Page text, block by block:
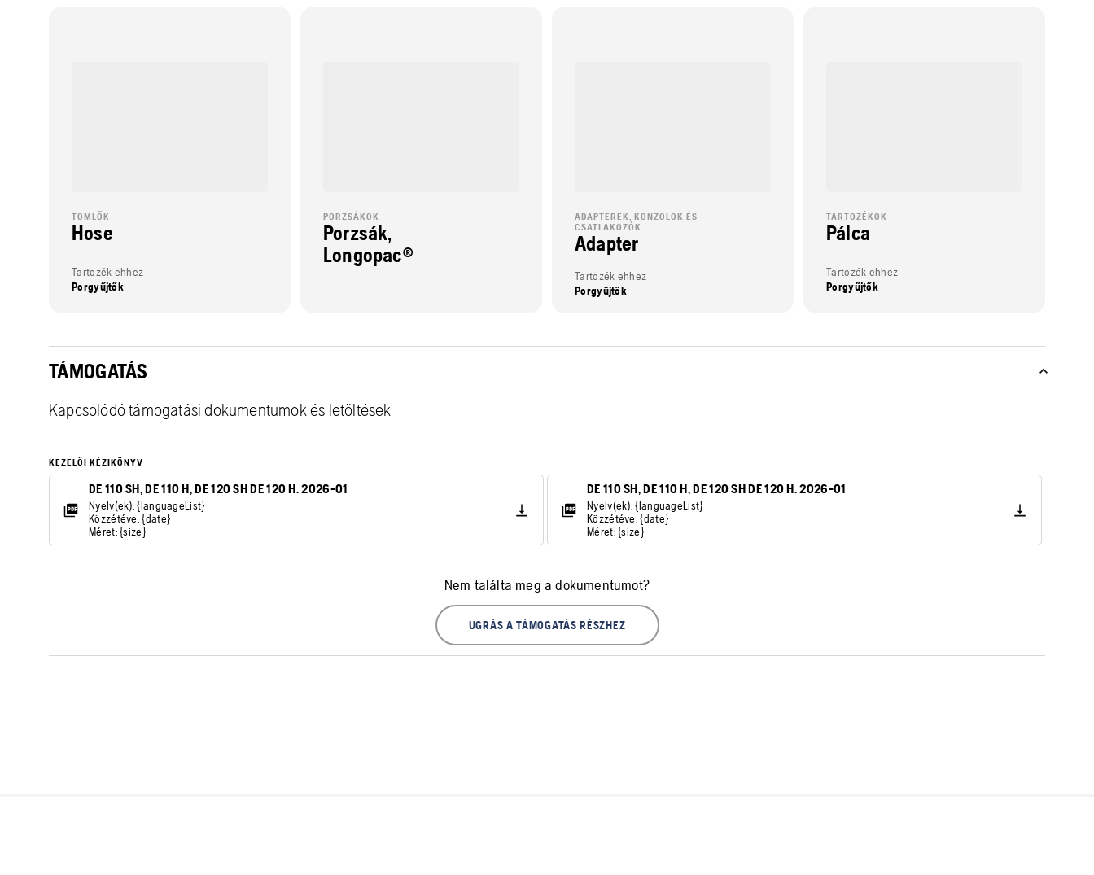
TÖMLŐK
Hose
Tartozék ehhez
Porgyűjtők
PORZSÁKOK
Porzsák,
Longopac®
ADAPTEREK, KONZOLOK ÉS
CSATLAKOZÓK
Adapter
Tartozék ehhez
Porgyűjtők
TARTOZÉKOK
Pálca
Tartozék ehhez
Porgyűjtők
TÁMOGATÁS
Kapcsolódó támogatási dokumentumok és letöltések
KEZELŐI KÉZIKÖNYV
DE 110 SH, DE 110 H, DE 120 SH DE 120 H. 2026-01
Nyelv(ek): {languageList}
Közzétéve: {date}
Méret: {size}
DE 110 SH, DE 110 H, DE 120 SH DE 120 H. 2026-01
Nyelv(ek): {languageList}
Közzétéve: {date}
Méret: {size}
Nem találta meg a dokumentumot?
UGRÁS A TÁMOGATÁS RÉSZHEZ